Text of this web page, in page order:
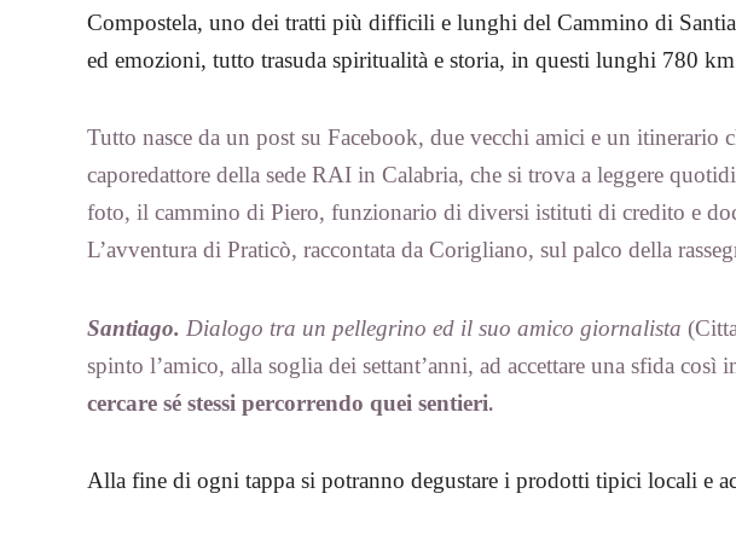
Compostela, uno dei tratti più difficili e lunghi del Cammino di
ed emozioni, tutto trasuda spiritualità e storia, in questi lunghi 780
Tutto nasce da un post su Facebook, due vecchi amici e un itinerario
caporedattore della sede RAI in Calabria, che si trova a leggere
foto, il cammino di Piero, funzionario di diversi istituti di credito e
L’avventura di Praticò, raccontata da Corigliano, sul palco della
Santiago. Dialogo tra un pellegrino ed il suo amico giornalista
spinto l’amico, alla soglia dei settant’anni, ad accettare una sfida così
cercare sé stessi percorrendo quei sentieri.
Alla fine di ogni tappa si potranno degustare i prodotti tipici locali e